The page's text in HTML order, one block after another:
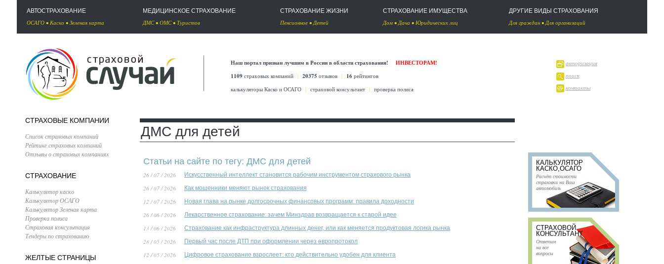
АВТОСТРАХОВАНИЕ
ОСАГО • Каско • Зеленая карта
МЕДИЦИНСКОЕ СТРАХОВАНИЕ
ДМС• ОМС• Туристов
СТРАХОВАНИЕ ЖИЗНИ
Пенсионное •Детей
СТРАХОВАНИЕ ИМУЩЕСТВА
Дом •Дача • Юридических лиц
ДРУГИЕ ВИДЫ СТРАХОВАНИЯ
Для граждан •Для организаций
Наш портал признан лучшим в России в области страхования!
ИНВЕСТОРАМ!
1109 страховых компаний | 20375 отзывов | 16 рейтингов
калькуляторы Каско и ОСАГО | страховой консультант | проверка полиса
авторизация
поиск
контакты
СТРАХОВЫЕ КОМПАНИИ
Список страховых компаний
Рейтинг страховых компаний
Отзывы о страховых компаниях
СТРАХОВАНИЕ
Калькулятор каско
Калькулятор ОСАГО
Калькулятор Зеленая карта
Проверка полиса
Страховая консультация
Тендеры по страхованию
ЖЕЛТЫЕ СТРАНИЦЫ
ДМС для детей
Статьи на сайте по тегу: ДМС для детей
26 / 07 / 2026 Искусственный интеллект становится рабочим инструментом страхового рынка
26 / 07 / 2026 Как мошенники меняют рынок страхования
12 / 07 / 2026 Новая глава на рынке долгосрочных финансовых программ: правила доходности
26 / 06 / 2026 Лекарственное страхование: зачем Минздрав возвращается к старой идее
13 / 06 / 2026 Страхование как инфраструктура длинных денег, или как меняется продуктовая логика рынка
28 / 05 / 2026 Первый час после ДТП при оформлении через европротокол
12 / 05 / 2026 Цифровое страхование взрослеет: кто действительно удобен для клиента
КАЛЬКУЛЯТОР
КАСКО,ОСАГО
Расчёт стоимости
страховки на Ваш
автомобиль
СТРАХОВОЙ
КОНСУЛЬТАНТ
Ответим
на все
вопросы